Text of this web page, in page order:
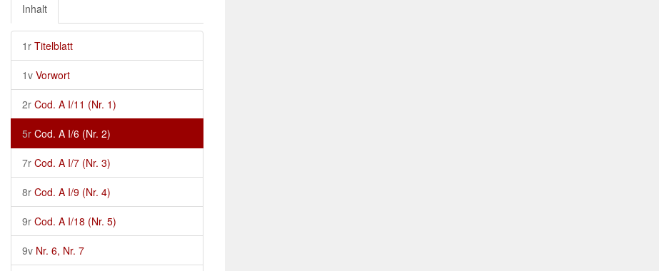
Inhalt
1r Titelblatt
1v Vorwort
2r Cod. A I/11 (Nr. 1)
5r Cod. A I/6 (Nr. 2)
7r Cod. A I/7 (Nr. 3)
8r Cod. A I/9 (Nr. 4)
9r Cod. A I/18 (Nr. 5)
9v Nr. 6, Nr. 7